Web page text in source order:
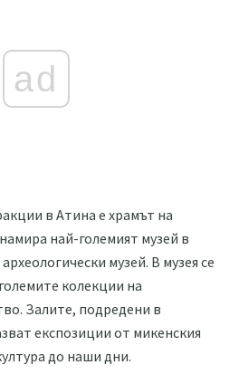
ad
в Атина е храмът на
най-големият музей в
музей. В музея се
колекции на
Залите, подредени в
експозиции от микенския
до наши дни.